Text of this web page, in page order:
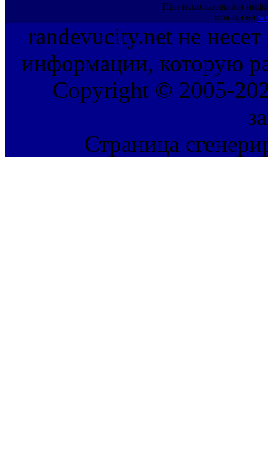
При использовании
ссылка на
randevucity.net не несет
информации, которую
Copyright © 2005-
Страница